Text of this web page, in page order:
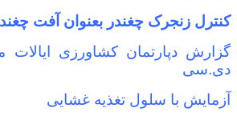
کنترل زنجرک چغندر بعنوان آفت
گزارش دپارتمان کشاورزی ایالات
دی.سی
آزمایش با سلول تغذیه غشایی